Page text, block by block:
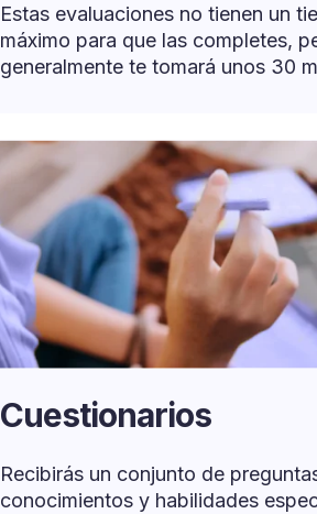
Estas evaluaciones no tienen un
máximo para que las completes,
generalmente te tomará unos 30
Cuestionarios
Recibirás un conjunto de
conocimientos y habilidades